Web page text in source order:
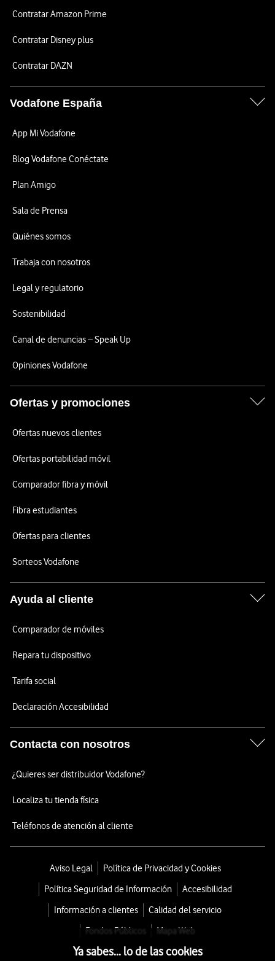
Contratar Amazon Prime
Contratar Disney plus
Contratar DAZN
Vodafone España
App Mi Vodafone
Blog Vodafone Conéctate
Plan Amigo
Sala de Prensa
Quiénes somos
Trabaja con nosotros
Legal y regulatorio
Sostenibilidad
Canal de denuncias – Speak Up
Opiniones Vodafone
Ofertas y promociones
Ofertas nuevos clientes
Ofertas portabilidad móvil
Comparador fibra y móvil
Fibra estudiantes
Ofertas para clientes
Sorteos Vodafone
Ayuda al cliente
Comparador de móviles
Repara tu dispositivo
Tarifa social
Declaración Accesibilidad
Contacta con nosotros
¿Quieres ser distribuidor Vodafone?
Localiza tu tienda física
Teléfonos de atención al cliente
Aviso Legal
Política de Privacidad y Cookies
Política Seguridad de Información
Accesibilidad
Información a clientes
Calidad del servicio
Fondos Públicos
Mapa Web
Ya sabes... lo de las cookies